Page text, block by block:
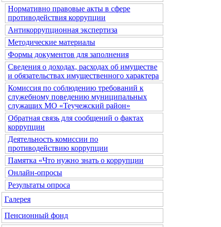
Нормативно правовые акты в сфере
противодействия коррупции
Антикоррупционная экспертиза
Методические материалы
Формы документов для заполнения
Сведения о доходах, расходах об имуществе
и обязательствах имущественного характера
Комиссия по соблюдению требований к
служебному поведению муниципальных
служащих МО «Теучежский район»
Обратная связь для сообщений о фактах
коррупции
Деятельность комиссии по
противодействию коррупции
Памятка «Что нужно знать о коррупции
Онлайн-опросы
Результаты опроса
Галерея
Пенсионный фонд